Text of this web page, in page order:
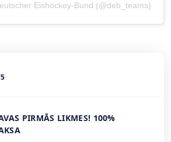
Eishockey-Bund (@deb_teams)
PIRMĀS LIKMES! 100%